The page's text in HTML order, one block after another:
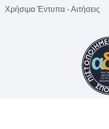
Χρήσιμα Έντυπα - Αιτήσεις